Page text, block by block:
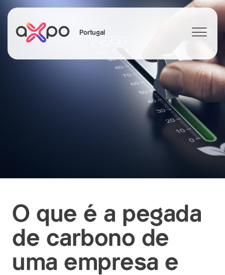
Portugal
O que é a pegada
de carbono de
uma empresa e